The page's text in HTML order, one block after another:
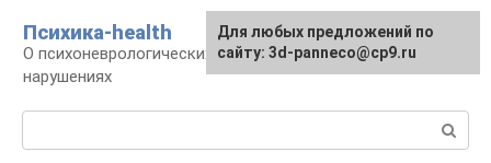
контенту
Психика-health
О психоневрологических патологиях и
нарушениях
Для любых предложений по
сайту: 3d-panneco@cp9.ru